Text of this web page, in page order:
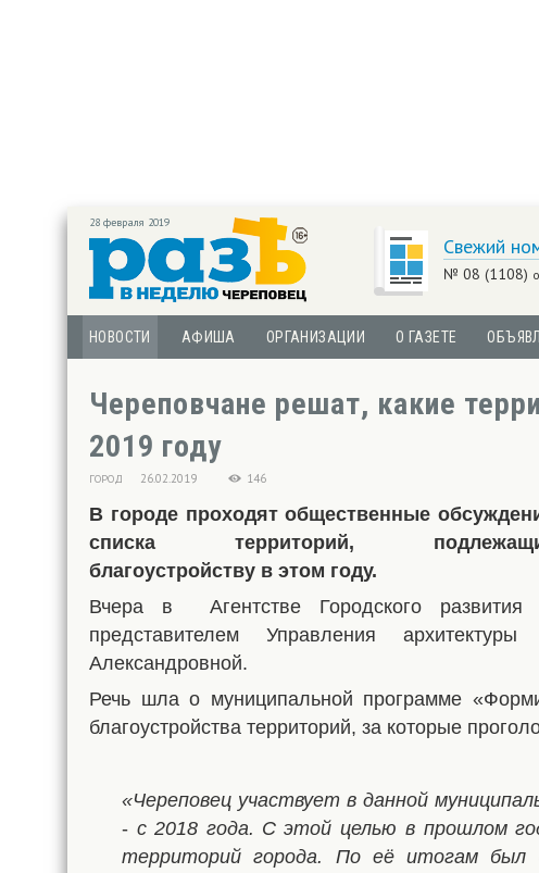
28 февраля 2019
Свежий
№ 08 (1108)
НОВОСТИ АФИША ОРГАНИЗАЦИИ О ГАЗЕТЕ
Череповчане решат, какие
2019 году
ГОРОД 26.02.2019 146
В городе проходят общественные
списка территорий,
благоустройству в этом году.
Вчера в Агентстве Городского развития
представителем Управления
Александровной.
Речь шла о муниципальной программе
благоустройства территорий, за которые
«Череповец участвует в данной
- с 2018 года. С этой целью в прошлом
территорий города. По её итогам был